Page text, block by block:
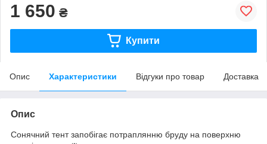
1 650 ₴
Купити
Опис Характеристики Відгуки про товар Доставка
Опис
Сонячний тент запобігає потраплянню бруду на поверхню